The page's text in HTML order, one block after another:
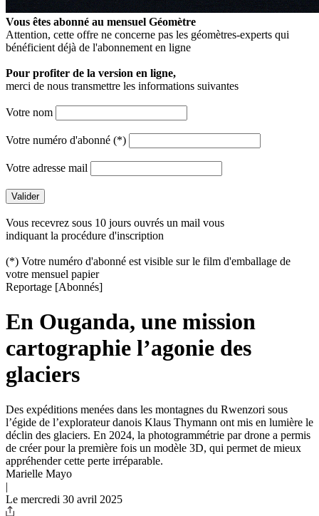
Vous êtes abonné au mensuel Géomètre
Attention, cette offre ne concerne pas les géomètres-experts qui
bénéficient déjà de l'abonnement en ligne
Pour profiter de la version en ligne,
merci de nous transmettre les informations suivantes
Votre nom
Votre numéro d'abonné (*)
Votre adresse mail
Vous recevrez sous 10 jours ouvrés un mail vous
indiquant la procédure d'inscription
(*) Votre numéro d'abonné est visible sur le film d'emballage de
votre mensuel papier
Reportage [Abonnés]
En Ouganda, une mission
cartographie l’agonie des
glaciers
Des expéditions menées dans les montagnes du Rwenzori sous
l’égide de l’explorateur danois Klaus Thymann ont mis en lumière le
déclin des glaciers. En 2024, la photogrammétrie par drone a permis
de créer pour la première fois un modèle 3D, qui permet de mieux
appréhender cette perte irréparable.
Marielle Mayo
|
Le mercredi 30 avril 2025